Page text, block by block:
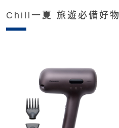
Chill一夏 旅遊必備好物